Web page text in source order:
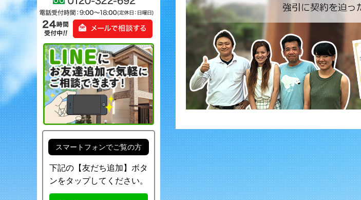
スマートフォンでご覧の方
下記の【友だち追加】ボタ
ンをタップしてください。